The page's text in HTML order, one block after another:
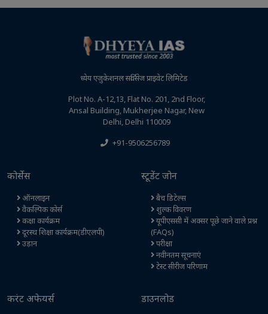
ध्येय एजुकेशनल सर्विसेज प्राइवेट लिमिटेड
Plot No. A-12,13, Flat No. 201, 2nd Floor,
Ansal Building, Mukherjee Nagar, New
Delhi, Delhi 110009
+91-9506256789
कोर्सेस
ऑनलाइन
वैकल्पिक कोर्स
कक्षा कार्यक्रम
दूरस्थ शिक्षा कार्यक्रम(डीएलपी)
उड़ान
स्टूडेंट जोन
बैच डिटेल्स
शुल्क विवरण
यूपीएससी में अक्सर पूछे जाने वाले प्रश्न
(FAQs)
परीक्षा
नवीनतम सूचनाएं
टेस्ट सीरीज परिणाम
करंट अफेयर्स डाउनलोड